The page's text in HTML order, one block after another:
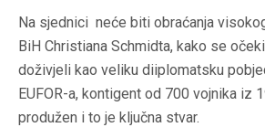
Na sjednici neće biti obraćanja
BiH Christiana Schmidta, kako se
doživjeli kao veliku diiplomatsku
EUFOR-a, kontigent od 700 vojnika iz
produžen i to je ključna stvar.